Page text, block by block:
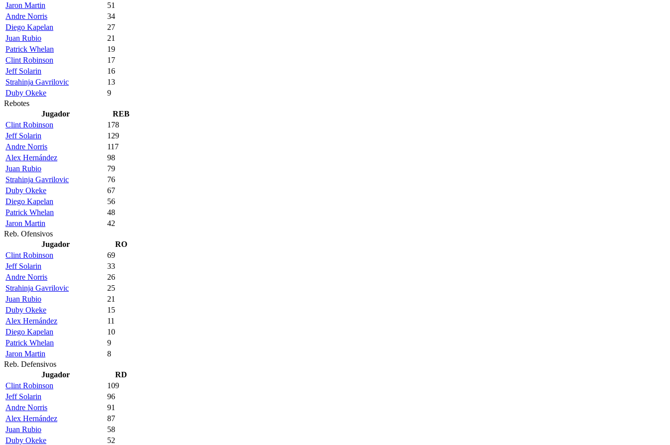
Jaron Martin
51
Andre Norris
34
Diego Kapelan
27
Juan Rubio
21
Patrick Whelan
19
Clint Robinson
17
Jeff Solarin
16
Strahinja Gavrilovic
13
Duby Okeke
9
Rebotes
Jugador
REB
Clint Robinson
178
Jeff Solarin
129
Andre Norris
117
Alex Hernández
98
Juan Rubio
79
Strahinja Gavrilovic
76
Duby Okeke
67
Diego Kapelan
56
Patrick Whelan
48
Jaron Martin
42
Reb. Ofensivos
Jugador
RO
Clint Robinson
69
Jeff Solarin
33
Andre Norris
26
Strahinja Gavrilovic
25
Juan Rubio
21
Duby Okeke
15
Alex Hernández
11
Diego Kapelan
10
Patrick Whelan
9
Jaron Martin
8
Reb. Defensivos
Jugador
RD
Clint Robinson
109
Jeff Solarin
96
Andre Norris
91
Alex Hernández
87
Juan Rubio
58
Duby Okeke
52